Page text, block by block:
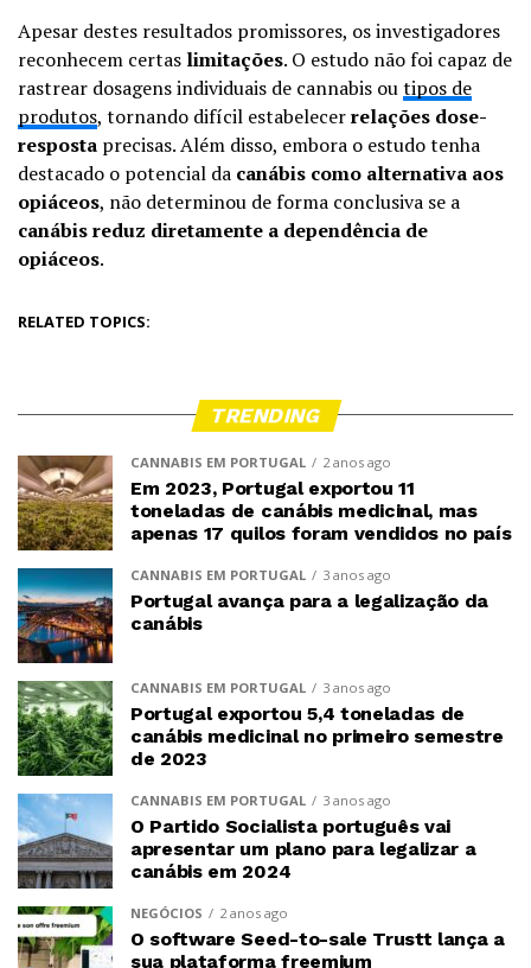
Apesar destes resultados promissores, os investigadores
reconhecem certas limitações. O estudo não foi capaz de
rastrear dosagens individuais de cannabis outipos de
produtos, tornando difícil estabelecerrelações dose-
resposta precisas. Além disso, embora o estudo tenha
destacado o potencial da canábis como alternativa aos
opiáceos, não determinou de forma conclusiva se a
canábis reduz diretamente a dependência de
opiáceos.
RELATED TOPICS:
TRENDING
CANNABIS EM PORTUGAL 2 anos ago
Em 2023, Portugal exportou 11
toneladas de canábis medicinal, mas
apenas 17 quilos foram vendidos no país
CANNABIS EM PORTUGAL 3 anos ago
Portugal avança para a legalização da
canábis
CANNABIS EM PORTUGAL 3 anos ago
Portugal exportou 5,4 toneladas de
canábis medicinal no primeiro semestre
de 2023
CANNABIS EM PORTUGAL 3 anos ago
O Partido Socialista português vai
apresentar um plano para legalizar a
canábis em 2024
NEGÓCIOS 2 anos ago
O software Seed-to-sale Trustt lança a
sua plataforma freemium